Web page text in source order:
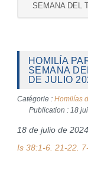
SEMANA DEL
HOMILÍA
SEMANA
DE JULIO
Catégorie : Homilías
Publication : 18
18 de julio de
Is 38:1-6. 21-22.